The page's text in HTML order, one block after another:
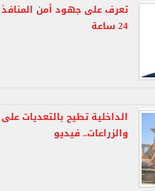
تعرف على جهود أمن المنافذ
24 ساعة
الداخلية تطيح بالتعديات
والزراعات.. فيديو